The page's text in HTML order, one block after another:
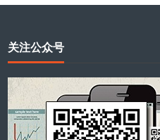
关注公众号